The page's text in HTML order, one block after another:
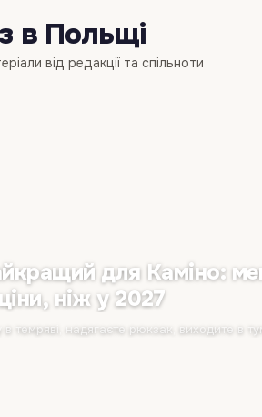
в Польщі
від редакції та спільноти
для Каміно:
ніж у 2027